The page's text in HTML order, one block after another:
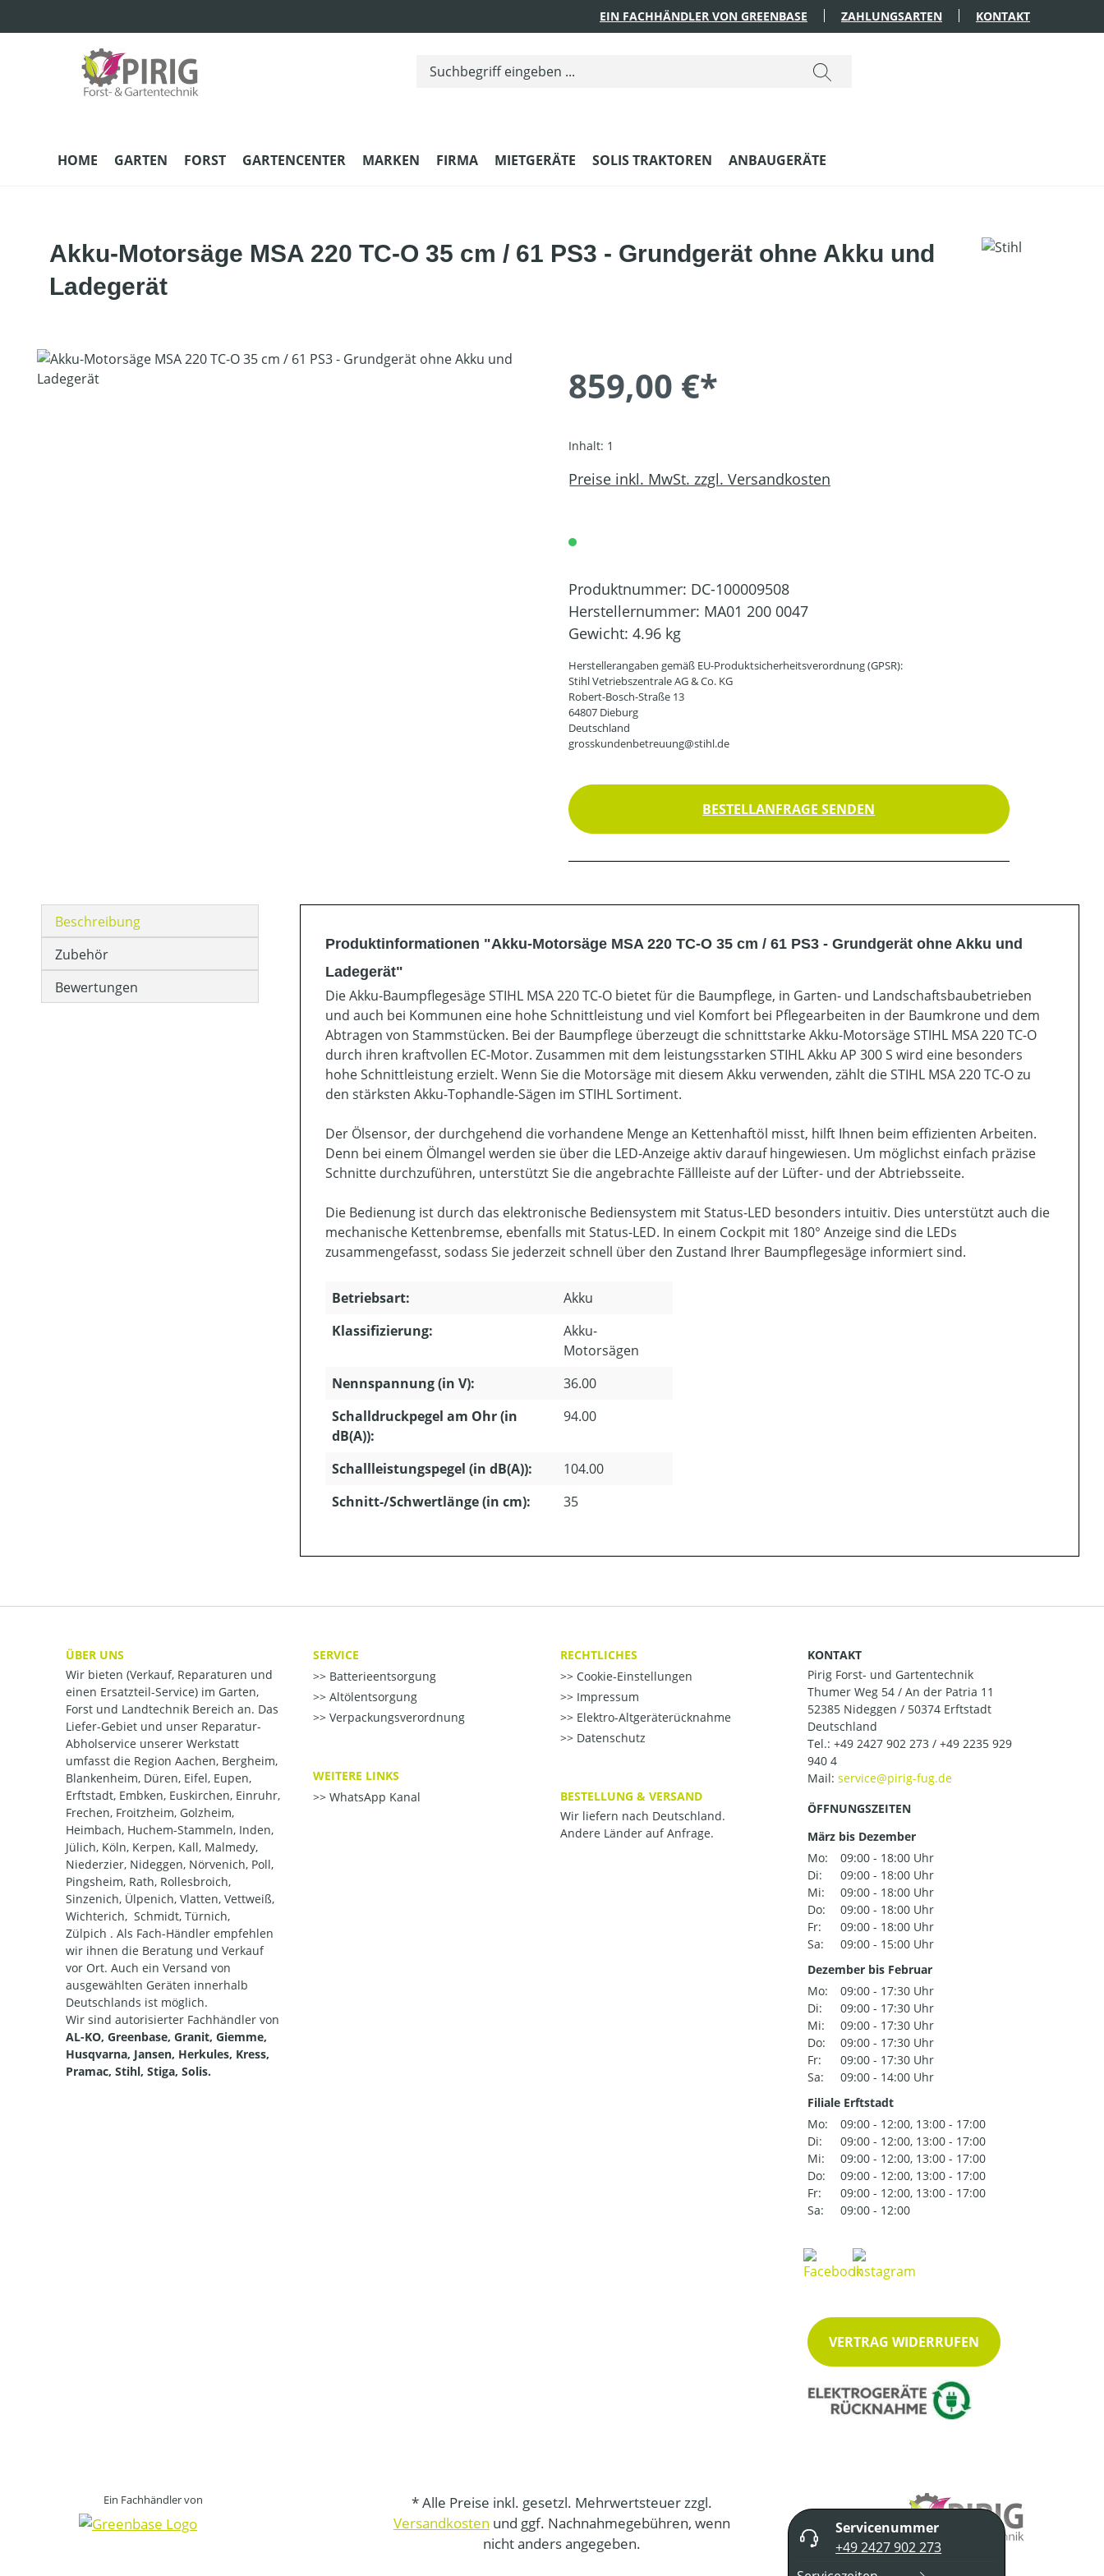
EIN FACHHÄNDLER VON GREENBASE ZAHLUNGSARTEN KONTAKT
HOME GARTEN FORST GARTENCENTER MARKEN FIRMA MIETGERÄTE SOLIS TRAKTOREN ANBAUGERÄTE
Akku-Motorsäge MSA 220 TC-O 35 cm / 61 PS3 - Grundgerät ohne Akku und
Ladegerät
Bildergalerie überspringen
859,00 €*
Inhalt: 1
Preise inkl. MwSt. zzgl. Versandkosten
Produktnummer: DC-100009508
Herstellernummer: MA01 200 0047
Gewicht: 4.96 kg
Herstellerangaben gemäß EU-Produktsicherheitsverordnung (GPSR):
Stihl Vetriebszentrale AG & Co. KG
Robert-Bosch-Straße 13
64807 Dieburg
Deutschland
grosskundenbetreuung@stihl.de
BESTELLANFRAGE SENDEN
Beschreibung
Zubehör
Bewertungen
Produktinformationen "Akku-Motorsäge MSA 220 TC-O 35 cm / 61 PS3 - Grundgerät ohne Akku und
Ladegerät"
Die Akku-Baumpflegesäge STIHL MSA 220 TC-O bietet für die Baumpflege, in Garten- und Landschaftsbaubetrieben
und auch bei Kommunen eine hohe Schnittleistung und viel Komfort bei Pflegearbeiten in der Baumkrone und dem
Abtragen von Stammstücken. Bei der Baumpflege überzeugt die schnittstarke Akku-Motorsäge STIHL MSA 220 TC-O
durch ihren kraftvollen EC-Motor. Zusammen mit dem leistungsstarken STIHL Akku AP 300 S wird eine besonders
hohe Schnittleistung erzielt. Wenn Sie die Motorsäge mit diesem Akku verwenden, zählt die STIHL MSA 220 TC-O zu
den stärksten Akku-Tophandle-Sägen im STIHL Sortiment.
Der Ölsensor, der durchgehend die vorhandene Menge an Kettenhaftöl misst, hilft Ihnen beim effizienten Arbeiten.
Denn bei einem Ölmangel werden sie über die LED-Anzeige aktiv darauf hingewiesen. Um möglichst einfach präzise
Schnitte durchzuführen, unterstützt Sie die angebrachte Fällleiste auf der Lüfter- und der Abtriebsseite.
Die Bedienung ist durch das elektronische Bediensystem mit Status-LED besonders intuitiv. Dies unterstützt auch die
mechanische Kettenbremse, ebenfalls mit Status-LED. In einem Cockpit mit 180° Anzeige sind die LEDs
zusammengefasst, sodass Sie jederzeit schnell über den Zustand Ihrer Baumpflegesäge informiert sind.
Betriebsart:
Akku
Klassifizierung:
Akku-
Motorsägen
Nennspannung (in V):
36.00
Schalldruckpegel am Ohr (in
dB(A)):
94.00
Schallleistungspegel (in dB(A)):
104.00
Schnitt-/Schwertlänge (in cm):
35
ÜBER UNS
Wir bieten (Verkauf, Reparaturen und
einen Ersatzteil-Service) im Garten,
Forst und Landtechnik Bereich an. Das
Liefer-Gebiet und unser Reparatur-
Abholservice unserer Werkstatt
umfasst die Region Aachen, Bergheim,
Blankenheim, Düren, Eifel, Eupen,
Erftstadt, Embken, Euskirchen, Einruhr,
Frechen, Froitzheim, Golzheim,
Heimbach, Huchem-Stammeln, Inden,
Jülich, Köln, Kerpen, Kall, Malmedy,
Niederzier, Nideggen, Nörvenich, Poll,
Pingsheim, Rath, Rollesbroich,
Sinzenich, Ülpenich, Vlatten, Vettweiß,
Wichterich, Schmidt, Türnich,
Zülpich . Als Fach-Händler empfehlen
wir ihnen die Beratung und Verkauf
vor Ort. Auch ein Versand von
ausgewählten Geräten innerhalb
Deutschlands ist möglich.
Wir sind autorisierter Fachhändler von
AL-KO, Greenbase, Granit, Giemme,
Husqvarna, Jansen, Herkules, Kress,
Pramac, Stihl, Stiga, Solis.
SERVICE
Batterieentsorgung
Altölentsorgung
Verpackungsverordnung
WEITERE LINKS
WhatsApp Kanal
RECHTLICHES
Cookie-Einstellungen
Impressum
Elektro-Altgeräterücknahme
Datenschutz
BESTELLUNG & VERSAND
Wir liefern nach Deutschland.
Andere Länder auf Anfrage.
KONTAKT
Pirig Forst- und Gartentechnik
Thumer Weg 54 / An der Patria 11
52385 Nideggen / 50374 Erftstadt
Deutschland
Tel.: +49 2427 902 273 / +49 2235 929
940 4
Mail:
ÖFFNUNGSZEITEN
März bis Dezember
Mo:
09:00 - 18:00 Uhr
Di:
09:00 - 18:00 Uhr
Mi:
09:00 - 18:00 Uhr
Do:
09:00 - 18:00 Uhr
Fr:
09:00 - 18:00 Uhr
Sa:
09:00 - 15:00 Uhr
Dezember bis Februar
Mo:
09:00 - 17:30 Uhr
Di:
09:00 - 17:30 Uhr
Mi:
09:00 - 17:30 Uhr
Do:
09:00 - 17:30 Uhr
Fr:
09:00 - 17:30 Uhr
Sa:
09:00 - 14:00 Uhr
Filiale Erftstadt
Mo:
09:00 - 12:00, 13:00 - 17:00
Di:
09:00 - 12:00, 13:00 - 17:00
Mi:
09:00 - 12:00, 13:00 - 17:00
Do:
09:00 - 12:00, 13:00 - 17:00
Fr:
09:00 - 12:00, 13:00 - 17:00
Sa:
09:00 - 12:00
VERTRAG WIDERRUFEN
Ein Fachhändler von
* Alle Preise inkl. gesetzl. Mehrwertsteuer zzgl.
Versandkosten und ggf. Nachnahmegebühren, wenn
nicht anders angegeben.
Servicenummer
+49 2427 902 273